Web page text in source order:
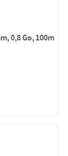
0,8 Go, 100m